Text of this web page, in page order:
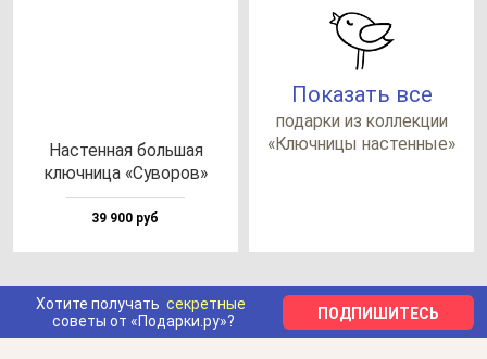
Нас­тен­ная боль­шая
ключ­ни­ца «Суво­ров»
39 900 руб
Показать все
по­дар­ки из кол­лек­ции
«Ключ­ни­цы нас­тен­ные»
Хотите получать секретные
советы от «Подарки.ру»?
ПОДПИШИТЕСЬ